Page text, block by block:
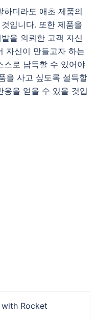
더라도 애초 제품의
입니다. 또한 제품을
을 의뢰한 고객 자신
자신이 만들고자 하는
스로 납득할 수 있어야
을 사고 싶도록 설득할
응을 얻을 수 있을 것입
with Rocket